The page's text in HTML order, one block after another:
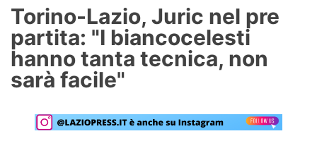
Formello
Infortuni
Primavera
Calciomercato
Torino-Lazio, Juric nel pre
partita: "I biancocelesti
hanno tanta tecnica, non
sarà facile"